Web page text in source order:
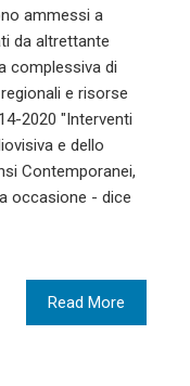
ammessi a
da altrettante
complessiva di
e risorse
2020 "Interventi
e dello
Contemporanei,
occasione - dice
Read More